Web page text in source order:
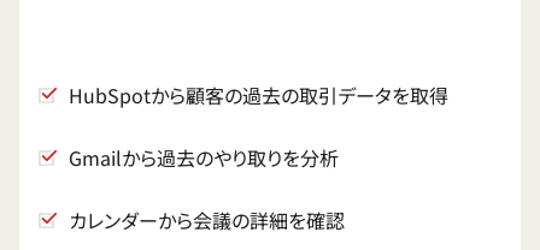
HubSpotから顧客の過去の取引データを取得
Gmailから過去のやり取りを分析
カレンダーから会議の詳細を確認